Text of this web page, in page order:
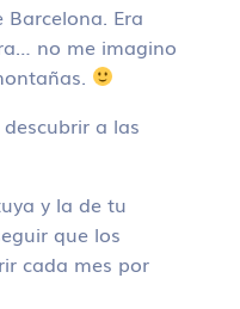
Era
no me imagino
a las
y la de tu
que los
cada mes por